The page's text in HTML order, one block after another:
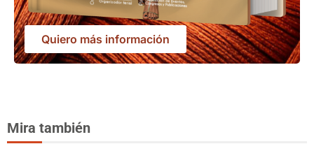
Quiero más información
Mira también